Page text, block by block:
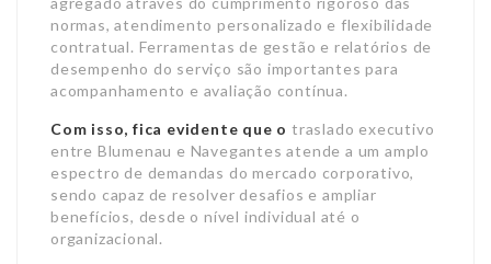
normas, atendimento personalizado e flexibilidade
contratual. Ferramentas de gestão e relatórios de
desempenho do serviço são importantes para
acompanhamento e avaliação contínua.
Com isso, fica evidente que o traslado executivo
entre Blumenau e Navegantes atende a um amplo
espectro de demandas do mercado corporativo,
sendo capaz de resolver desafios e ampliar
benefícios, desde o nível individual até o
organizacional.